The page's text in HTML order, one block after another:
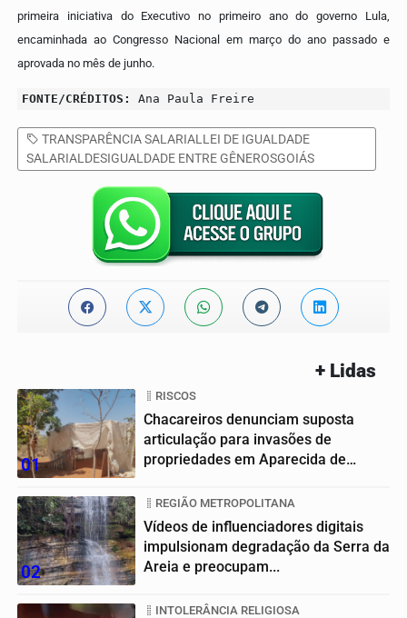
primeira iniciativa do Executivo no primeiro ano do governo Lula,
encaminhada ao Congresso Nacional em março do ano passado e
aprovada no mês de junho.
FONTE/CRÉDITOS: Ana Paula Freire
TRANSPARÊNCIA SALARIALLEI DE IGUALDADE
SALARIALDESIGUALDADE ENTRE GÊNEROSGOIÁS
+ Lidas
01
RISCOS
Chacareiros denunciam suposta
articulação para invasões de
propriedades em Aparecida de
02
REGIÃO METROPOLITANA
Vídeos de influenciadores digitais
impulsionam degradação da Serra da
Areia e preocupam...
INTOLERÂNCIA RELIGIOSA